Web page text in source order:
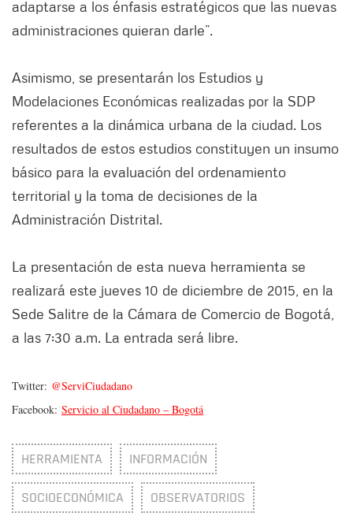
adaptarse a los énfasis estratégicos que las nuevas
administraciones quieran darle”.
Asimismo, se presentarán los Estudios y
Modelaciones Económicas realizadas por la SDP
referentes a la dinámica urbana de la ciudad. Los
resultados de estos estudios constituyen un insumo
básico para la evaluación del ordenamiento
territorial y la toma de decisiones de la
Administración Distrital.
La presentación de esta nueva herramienta se
realizará este jueves 10 de diciembre de 2015, en la
Sede Salitre de la Cámara de Comercio de Bogotá,
a las 7:30 a.m. La entrada será libre.
Twitter: @ServiCiudadano
Facebook: Servicio al Ciudadano – Bogotá
HERRAMIENTA INFORMACIÓN
SOCIOECONÓMICA OBSERVATORIOS